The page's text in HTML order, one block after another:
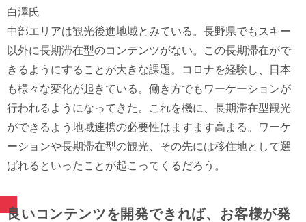
白澤氏
中部エリアは観光後進地域とみている。長野県でもスキー
以外に長期滞在型のコンテンツがない。この長期滞在がで
きるようにすることが大きな課題。コロナを経験し、日本
も様々な変化が起きている。働き方でもワーケーションが
行われるようになってきた。これを機に、長期滞在型観光
ができるよう地域連携の必要性はますます高まる。ワーケ
ーションや長期滞在型の観光、その先には移住地として選
ばれるといったことが起こってくるだろう。
良いコンテンツを開発できれば、お客様が発